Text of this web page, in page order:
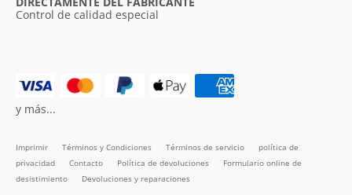
Control de calidad especial
Imprimir Términos y Condiciones Términos de servicio
política de
privacidad
Contacto Política de devoluciones
Formulario online de
desistimiento
Devoluciones y reparaciones
y más...